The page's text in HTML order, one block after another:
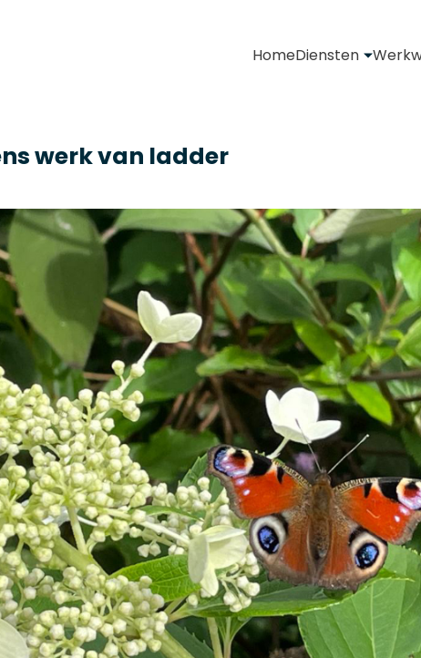
HomeDiensten
werk van ladder